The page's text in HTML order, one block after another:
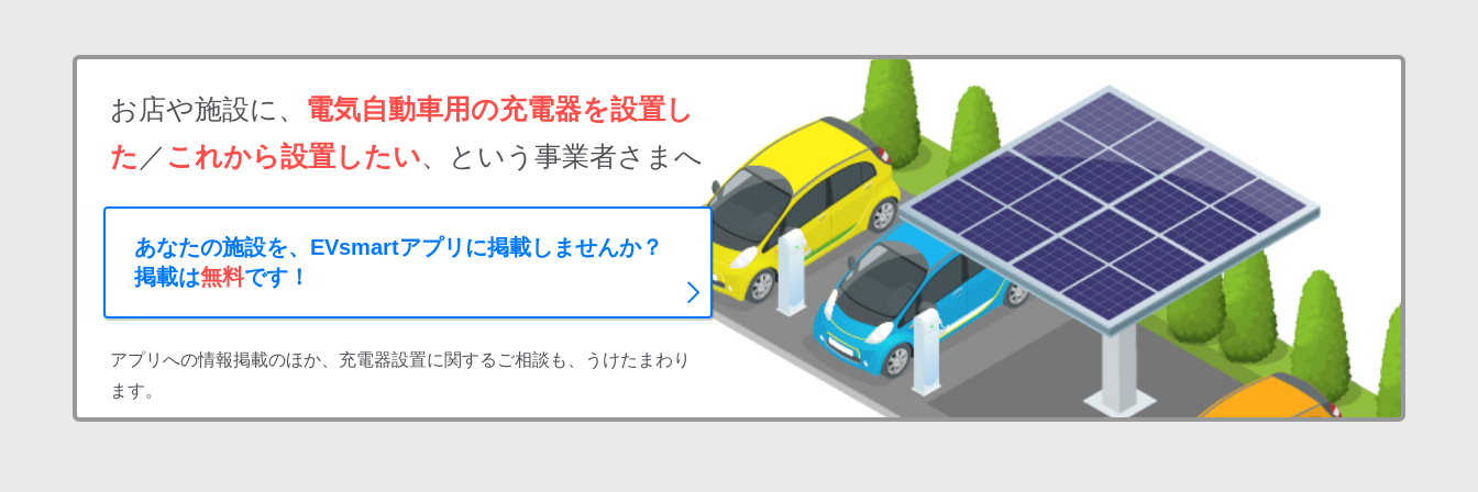
お店や施設に、 電気自動車用の充電器を設置し
た ／ これから設置したい、という事業者さまへ
あなたの施設を、EVsmartアプリに掲載しませんか？
掲載は無料です！
アプリへの情報掲載のほか、充電器設置に関するご相談も、うけたまわり
ます。